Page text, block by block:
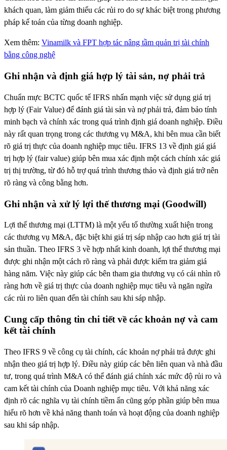
khách quan, làm giảm thiểu các rủi ro do sự khác biệt trong phương
pháp kế toán của từng doanh nghiệp.
Xem thêm: Vinamilk và FPT hợp tác nâng tầm quản trị tài chính
bằng công nghệ
Ghi nhận và định giá hợp lý tài sản, nợ phải trả
Chuẩn mực BCTC quốc tế IFRS nhấn mạnh việc sử dụng giá trị
hợp lý (Fair Value) để đánh giá tài sản và nợ phải trả, đảm bảo tính
minh bạch và chính xác trong quá trình định giá doanh nghiệp. Điều
này rất quan trọng trong các thương vụ M&A, khi bên mua cần biết
rõ giá trị thực của doanh nghiệp mục tiêu. IFRS 13 về định giá giá
trị hợp lý (fair value) giúp bên mua xác định một cách chính xác giá
trị thị trường, từ đó hỗ trợ quá trình thương thảo và định giá trở nên
rõ ràng và công bằng hơn.
Ghi nhận và xử lý lợi thế thương mại (Goodwill)
Lợi thế thương mại (LTTM) là một yếu tố thường xuất hiện trong
các thương vụ M&A, đặc biệt khi giá trị sáp nhập cao hơn giá trị tài
sản thuần. Theo IFRS 3 về hợp nhất kinh doanh, lợi thế thương mại
được ghi nhận một cách rõ ràng và phải được kiểm tra giảm giá
hàng năm. Việc này giúp các bên tham gia thương vụ có cái nhìn rõ
ràng hơn về giá trị thực của doanh nghiệp mục tiêu và ngăn ngừa
các rủi ro liên quan đến tài chính sau khi sáp nhập.
Cung cấp thông tin chi tiết về các khoản nợ và cam
kết tài chính
Theo IFRS 9 về công cụ tài chính, các khoản nợ phải trả được ghi
nhận theo giá trị hợp lý. Điều này giúp các bên liên quan và nhà đầu
tư, trong quá trình M&A có thể đánh giá chính xác mức độ rủi ro và
cam kết tài chính của Doanh nghiệp mục tiêu. Với khả năng xác
định rõ các nghĩa vụ tài chính tiềm ẩn cũng góp phần giúp bên mua
hiểu rõ hơn về khả năng thanh toán và hoạt động của doanh nghiệp
sau khi sáp nhập.